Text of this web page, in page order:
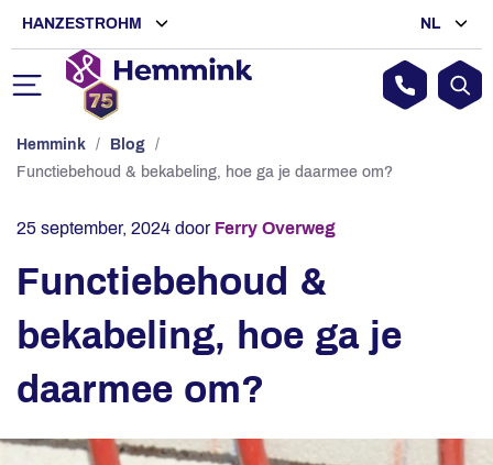
HANZESTROHM NL
Hemmink / Blog /
Functiebehoud & bekabeling, hoe ga je daarmee om?
25 september, 2024 door Ferry Overweg
Functiebehoud &
bekabeling, hoe ga je
daarmee om?